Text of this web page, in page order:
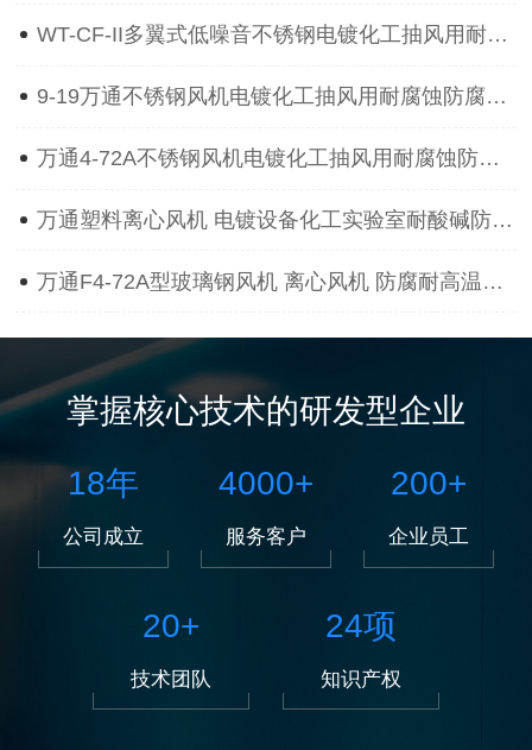
WT-CF-II多翼式低噪音不锈钢电镀化工抽风用耐腐蚀防腐离心通风机
9-19万通不锈钢风机电镀化工抽风用耐腐蚀防腐防爆离心通风机
万通4-72A不锈钢风机电镀化工抽风用耐腐蚀防腐防爆离心通风机
万通塑料离心风机 电镀设备化工实验室耐酸碱防腐蚀抽风用通风机
万通F4-72A型玻璃钢风机 离心风机 防腐耐高温离心风机
掌握核心技术的研发型企业
18年
公司成立
4000+
服务客户
200+
企业员工
20+
技术团队
24项
知识产权